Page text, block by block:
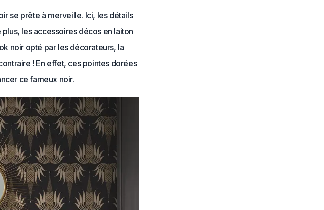
se prête à merveille. Ici, les détails
les accessoires décos en laiton
noir opté par les décorateurs, la
! En effet, ces pointes dorées
ce fameux noir.